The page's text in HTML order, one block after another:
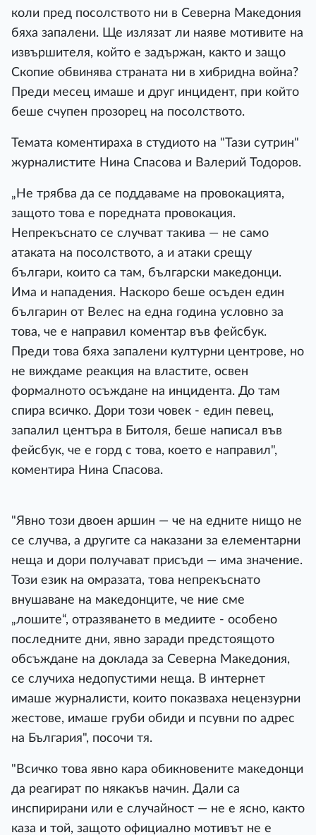
коли пред посолството ни в Северна Македония
бяха запалени. Ще излязат ли наяве мотивите на
извършителя, който е задържан, както и защо
Скопие обвинява страната ни в хибридна война?
Преди месец имаше и друг инцидент, при който
беше счупен прозорец на посолството.
Темата коментираха в студиото на "Тази сутрин"
журналистите Нина Спасова и Валерий Тодоров.
„Не трябва да се поддаваме на провокацията,
защото това е поредната провокация.
Непрекъснато се случват такива — не само
атаката на посолството, а и атаки срещу
българи, които са там, български македонци.
Има и нападения. Наскоро беше осъден един
българин от Велес на една година условно за
това, че е направил коментар във фейсбук.
Преди това бяха запалени културни центрове, но
не виждаме реакция на властите, освен
формалното осъждане на инцидента. До там
спира всичко. Дори този човек - един певец,
запалил центъра в Битоля, беше написал във
фейсбук, че е горд с това, което е направил",
коментира Нина Спасова.
"Явно този двоен аршин — че на едните нищо не
се случва, а другите са наказани за елементарни
неща и дори получават присъди — има значение.
Този език на омразата, това непрекъснато
внушаване на македонците, че ние сме
„лошите“, отразяването в медиите - особено
последните дни, явно заради предстоящото
обсъждане на доклада за Северна Македония,
се случиха недопустими неща. В интернет
имаше журналисти, които показваха нецензурни
жестове, имаше груби обиди и псувни по адрес
на България", посочи тя.
"Всичко това явно кара обикновените македонци
да реагират по някакъв начин. Дали са
инспирирани или е случайност — не е ясно, както
каза и той, защото официално мотивът не е